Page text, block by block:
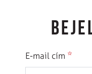
E-mail cím *